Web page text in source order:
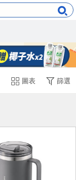
圖表 篩選